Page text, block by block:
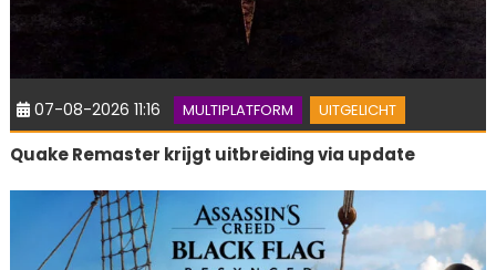
07-08-2026 11:16 MULTIPLATFORM UITGELICHT
Quake Remaster krijgt uitbreiding via update